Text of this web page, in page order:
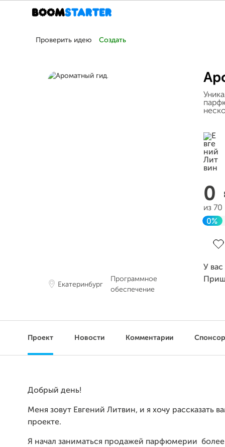
Проверить идею Создать
Екатеринбург
Программное
обеспечение
0
из
0%
У
Проект Новости Комментарии
Добрый день!
Меня зовут Евгений Литвин, и я хочу рассказать
проекте.
Я начал заниматься продажей парфюмерии более